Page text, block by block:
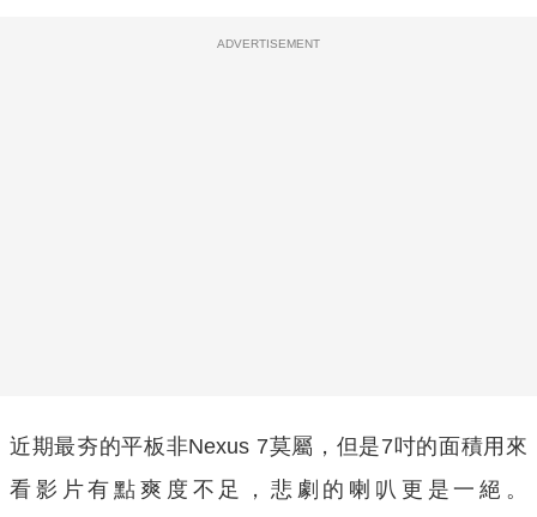
ADVERTISEMENT
近期最夯的平板非Nexus 7莫屬，但是7吋的面積用來
看影片有點爽度不足，悲劇的喇叭更是一絕。